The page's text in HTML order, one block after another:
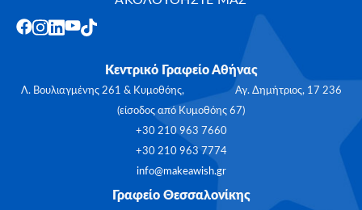
Κεντρικό Γραφείο Αθήνας
Λ. Βουλιαγμένης 261 & Κυμοθόης, Αγ. Δημήτριος, 17 236
(είσοδος από Κυμοθόης 67)
+30 210 963 7660
+30 210 963 7774
info@makeawish.gr
Γραφείο Θεσσαλονίκης